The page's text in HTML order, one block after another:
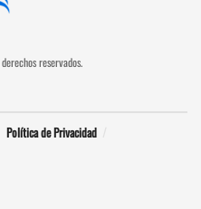
reservados.
Política de Privacidad